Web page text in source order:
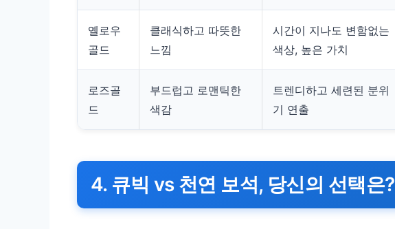
옐로우
골드
클래식하고 따뜻한
느낌
시간이 지나도 변함없는
색상, 높은 가치
로즈골
드
부드럽고 로맨틱한
색감
트렌디하고 세련된 분위
기 연출
4. 큐빅 vs 천연 보석, 당신의 선택은?